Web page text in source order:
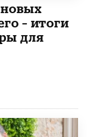
– итоги
для